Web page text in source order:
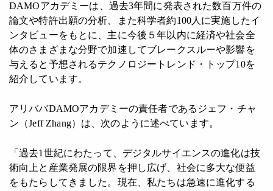
DAMOアカデミーは、過去3年間に発表された数百万件の
論文や特許出願の分析、また科学者約100人に実施したイ
ンタビューをもとに、主に今後５年以内に経済や社会全
体のさまざまな分野で加速してブレークスルーや影響を
与えると予想されるテクノロジートレンド・トップ10を
紹介しています。
アリババDAMOアカデミーの責任者であるジェフ・チャ
ン（Jeff Zhang）は、次のように述べています。
「過去1世紀にわたって、デジタルサイエンスの進化は技
術向上と産業発展の限界を押し広げ、社会に多大な便益
をもたらしてきました。現在、私たちは急速に進化する